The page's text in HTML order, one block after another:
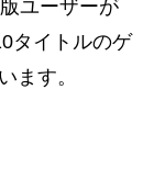
ユーザーが
タイトルのゲ
ます。